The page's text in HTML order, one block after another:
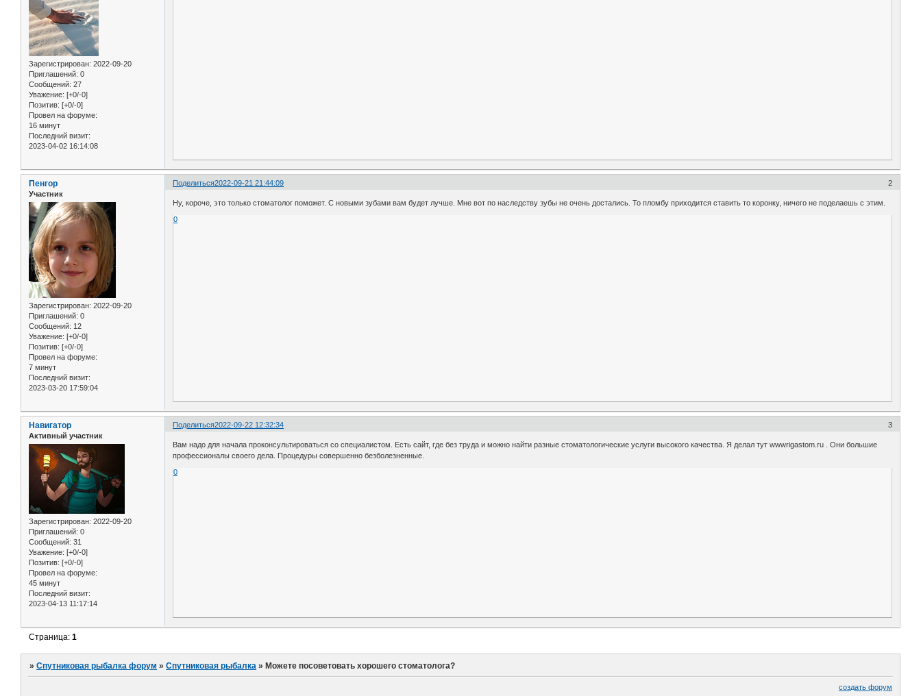
Зарегистрирован: 2022-09-20
Приглашений: 0
Сообщений: 27
Уважение: [+0/-0]
Позитив: [+0/-0]
Провел на форуме:
16 минут
Последний визит:
2023-04-02 16:14:08
Поделиться 2
2022-09-21 21:44:09
Пенгор
Участник
Зарегистрирован: 2022-09-20
Приглашений: 0
Сообщений: 12
Уважение: [+0/-0]
Позитив: [+0/-0]
Провел на форуме:
7 минут
Последний визит:
2023-03-20 17:59:04
Ну, короче, это только стоматолог поможет. С новыми зубами вам будет лучше. Мне вот по наследству зубы не очень достались. То пломбу приходится ставить то коронку, ничего не поделаешь с этим.
0
Поделиться 3
2022-09-22 12:32:34
Навигатор
Активный участник
Зарегистрирован: 2022-09-20
Приглашений: 0
Сообщений: 31
Уважение: [+0/-0]
Позитив: [+0/-0]
Провел на форуме:
45 минут
Последний визит:
2023-04-13 11:17:14
Вам надо для начала проконсультироваться со специалистом. Есть сайт, где без труда и можно найти разные стоматологические услуги высокого качества. Я делал тут wwwrigastom.ru . Они большие
профессионалы своего дела. Процедуры совершенно безболезненные.
0
Страница:1
»Спутниковая рыбалка форум »Спутниковая рыбалка »Можете посоветовать хорошего стоматолога?
создать форум